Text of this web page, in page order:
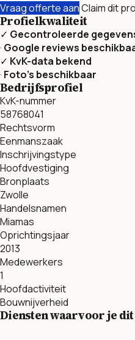
Vraag offerte aanClaim dit
Profielkwaliteit
✓ Gecontroleerde
· Google reviews
✓ KvK-data bekend
· Foto’s beschikbaar
Bedrijfsprofiel
KvK-nummer
58768041
Rechtsvorm
Eenmanszaak
Inschrijvingstype
Hoofdvestiging
Bronplaats
Zwolle
Handelsnamen
Miamas
Oprichtingsjaar
2013
Medewerkers
1
Hoofdactiviteit
Bouwnijverheid
Diensten waarvoor je